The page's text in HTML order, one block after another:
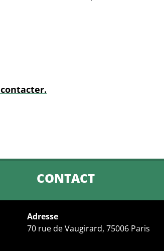
CONTACT
Adresse
70 rue de Vaugirard, 75006 Paris